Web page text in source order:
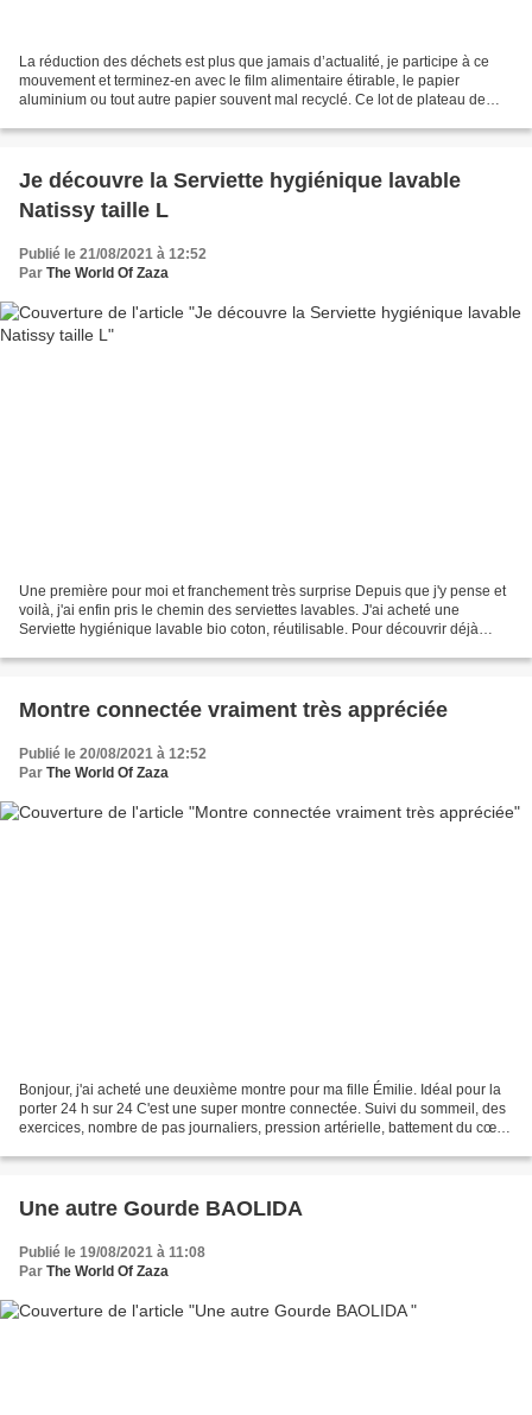
La réduction des déchets est plus que jamais d’actualité, je participe à ce
mouvement et terminez-en avec le film alimentaire étirable, le papier
aluminium ou tout autre papier souvent mal recyclé. Ce lot de plateau de
Je découvre la Serviette hygiénique lavable
Natissy taille L
Publié le 21/08/2021 à 12:52
Par The World Of Zaza
Une première pour moi et franchement très surprise Depuis que j'y pense et
voilà, j'ai enfin pris le chemin des serviettes lavables. J'ai acheté une
Serviette hygiénique lavable bio coton, réutilisable. Pour découvrir déjà
Montre connectée vraiment très appréciée
Publié le 20/08/2021 à 12:52
Par The World Of Zaza
Bonjour, j'ai acheté une deuxième montre pour ma fille Émilie. Idéal pour la
porter 24 h sur 24 C'est une super montre connectée. Suivi du sommeil, des
exercices, nombre de pas journaliers, pression artérielle, battement du cœur,
Une autre Gourde BAOLIDA
Publié le 19/08/2021 à 11:08
Par The World Of Zaza